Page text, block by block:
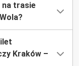
na trasie
Kraków –